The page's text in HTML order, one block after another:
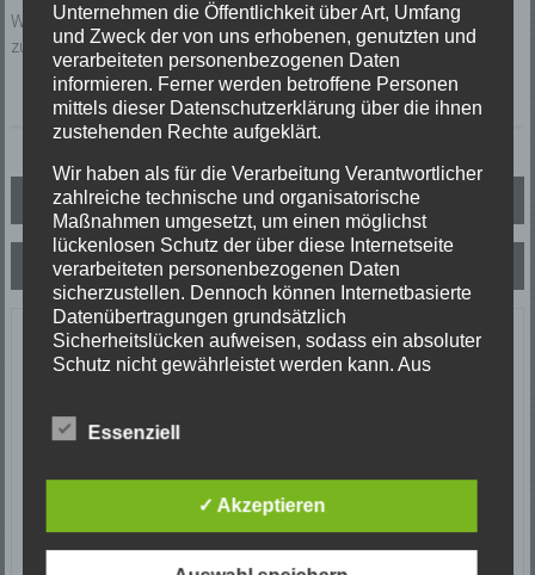
Weitere Informationen erhalten Sie bei der Feuerwehr oder dem
zuständigen Bezirksschornsteinfeger.
Beitragsnavigation
Rauchmelder retten Leben
Blaulicht und Martinshorn müssen sein…
Letzte Einsätze
23/06/2026
TH 2 Absicherung Verkehrsunfall
Verkehrsunfall
Unternehmen die Öffentlichkeit über Art, Umfang
und Zweck der von uns erhobenen, genutzten und
verarbeiteten personenbezogenen Daten
informieren. Ferner werden betroffene Personen
mittels dieser Datenschutzerklärung über die ihnen
zustehenden Rechte aufgeklärt.
Wir haben als für die Verarbeitung Verantwortlicher
zahlreiche technische und organisatorische
Maßnahmen umgesetzt, um einen möglichst
lückenlosen Schutz der über diese Internetseite
verarbeiteten personenbezogenen Daten
sicherzustellen. Dennoch können Internetbasierte
Datenübertragungen grundsätzlich
Sicherheitslücken aufweisen, sodass ein absoluter
Schutz nicht gewährleistet werden kann. Aus
frei, personenbezogene Daten auch auf
alternativen Wegen, beispielsweise telefonisch, an
Begriffsbestimmungen
Die Datenschutzerklärung beruht auf den
Begrifflichkeiten, die durch den Europäischen Richtlinien-
Essenziell
✓ Akzeptieren